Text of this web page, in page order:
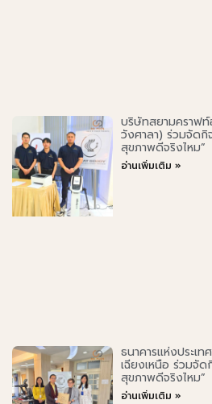
บริษัทสยามคราฟท์
วังศาลา) ร่วมจัด
สุขภาพดีจริงไหม”
อ่านเพิ่มเติม »
ธนาคารแห่งประเ
เฉียงเหนือ ร่วมจั
สุขภาพดีจริงไหม”
อ่านเพิ่มเติม »